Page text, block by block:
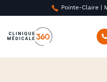
Pointe-Claire |